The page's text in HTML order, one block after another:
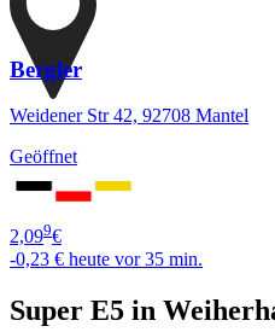
Bergler
Weidener Str 42, 92708 Mantel
Geöffnet
2,099€
-0,23 € heute vor 35 min.
Super E5 in